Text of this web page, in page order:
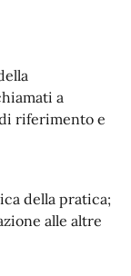
a
riferimento e
della pratica;
alle altre